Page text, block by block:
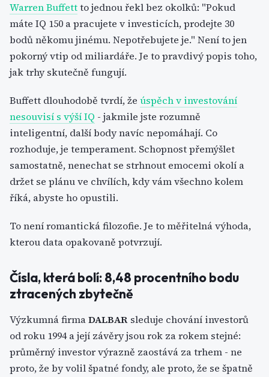
Warren Buffettto jednou řekl bez okolků: "Pokud
máte IQ 150 a pracujete v investicích, prodejte 30
bodů někomu jinému. Nepotřebujete je." Není to jen
pokorný vtip od miliardáře. Je to pravdivý popis toho,
jak trhy skutečně fungují.
Buffett dlouhodobě tvrdí, že úspěch v investování
nesouvisí s výší IQ - jakmile jste rozumně
inteligentní, další body navíc nepomáhají. Co
rozhoduje, je temperament. Schopnost přemýšlet
samostatně, nenechat se strhnout emocemi okolí a
držet se plánu ve chvílích, kdy vám všechno kolem
říká, abyste ho opustili.
To není romantická filozofie. Je to měřitelná výhoda,
kterou data opakovaně potvrzují.
Čísla, která bolí: 8,48 procentního bodu
ztracených zbytečně
Výzkumná firmaDALBAR sleduje chování investorů
od roku 1994 a její závěry jsou rok za rokem stejné:
průměrný investor výrazně zaostává za trhem - ne
proto, že by volil špatné fondy, ale proto, že se špatně